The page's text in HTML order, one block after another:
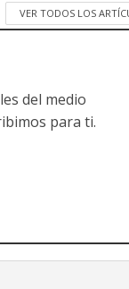
VER TODOS LOS
del medio
para ti.